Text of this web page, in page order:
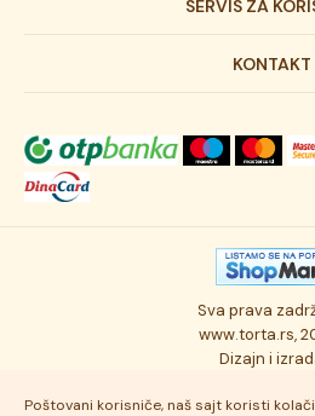
Poštovani korisniče, naš sajt koristi
Dečije
Svadbene
Torta
Osmisli
Ukusi torti
SERVIS ZA
Prijava na
Dostava
Autorska
Politika
Najčešće
KONTAKT
Novosti
Posao
Kontakt
Sva prava
www.torta.rs,
Dizajn i